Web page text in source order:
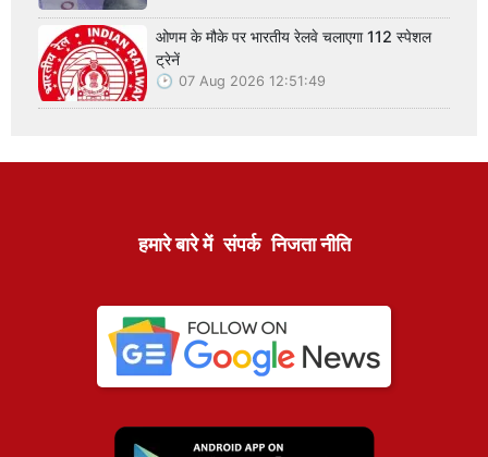
ओणम के मौके पर भारतीय रेलवे चलाएगा 112 स्पेशल
ट्रेनें
07 Aug 2026 12:51:49
हमारे बारे में संपर्क निजता नीति